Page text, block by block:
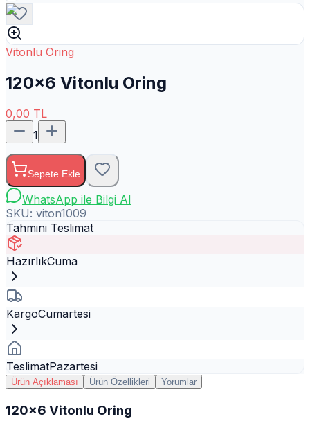
Vitonlu Oring
120x6 Vitonlu Oring
0,00 TL
1
Sepete Ekle
WhatsApp ile Bilgi Al
SKU: viton1009
Tahmini Teslimat
HazırlıkCuma
KargoCumartesi
TeslimatPazartesi
Ürün Açıklaması Ürün Özellikleri Yorumlar
120x6 Vitonlu Oring